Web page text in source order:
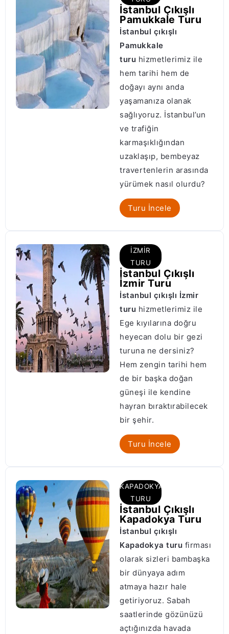
İstanbul Çıkışlı
Pamukkale Turu
İstanbul çıkışlı
Pamukkale
turu hizmetlerimiz ile
hem tarihi hem de
doğayı aynı anda
yaşamanıza olanak
sağlıyoruz. İstanbul’un
ve trafiğin
karmaşıklığından
uzaklaşıp, bembeyaz
travertenlerin arasında
yürümek nasıl olurdu?
Turu İncele
İZMIR
TURU
İstanbul Çıkışlı
İzmir Turu
İstanbul çıkışlı İzmir
turu hizmetlerimiz ile
Ege kıyılarına doğru
heyecan dolu bir gezi
turuna ne dersiniz?
Hem zengin tarihi hem
de bir başka doğan
güneşi ile kendine
hayran bıraktırabilecek
bir şehir.
Turu İncele
KAPADOKYA
TURU
İstanbul Çıkışlı
Kapadokya Turu
İstanbul çıkışlı
Kapadokya turu firması
olarak sizleri bambaşka
bir dünyaya adım
atmaya hazır hale
getiriyoruz. Sabah
saatlerinde gözünüzü
açtığınızda havada